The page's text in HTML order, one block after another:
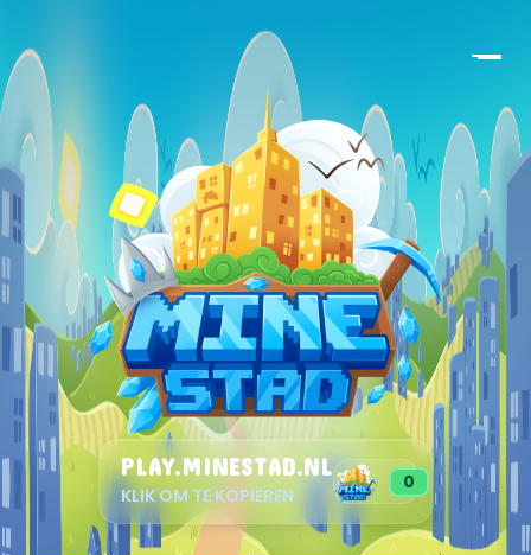
PLAY.MINESTAD.NL
KLIK OM TE KOPIËREN
0